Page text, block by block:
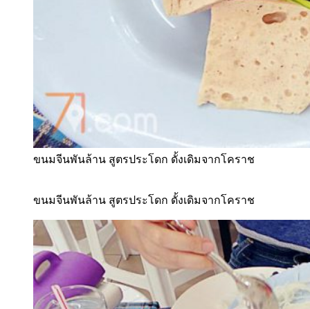
ขนมจีนพันล้าน สูตรประโดก ดั้งเดิมจากโคราช
ขนมจีนพันล้าน สูตรประโดก ดั้งเดิมจากโคราช